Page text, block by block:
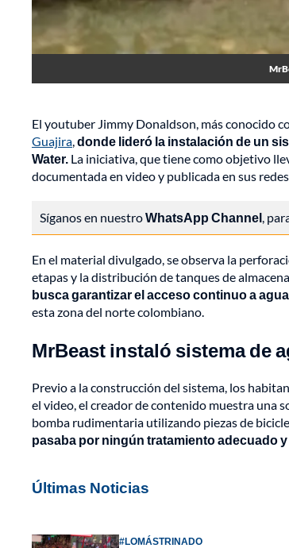
El youtuber Jimmy Donaldson, más conocido
Guajira,donde lideró la instalación de un
Water. La iniciativa, que tiene como objetivo
documentada en video y publicada en sus
Síganos en nuestroWhatsApp Channel,
En el material divulgado, se observa la
etapas y la distribución de tanques de
busca garantizar el acceso continuo a
esta zona del norte colombiano.
MrBeast instaló sistema de
Previo a la construcción del sistema, los
el video, el creador de contenido muestra una
bomba rudimentaria utilizando piezas de
pasaba por ningún tratamiento adecuado
Últimas Noticias
#LOMÁSTRINADO